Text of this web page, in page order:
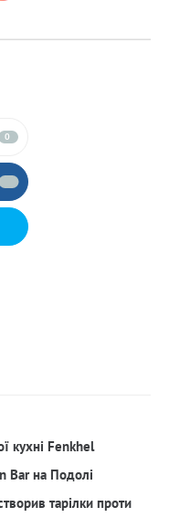
0
кухні Fenkhel
Bar на Подолі
тарілки проти